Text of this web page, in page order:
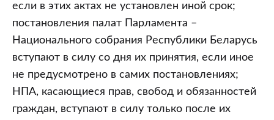
если в этих актах не установлен иной срок;
постановления палат Парламента –
Национального собрания Республики Беларусь
вступают в силу со дня их принятия, если иное
не предусмотрено в самих постановлениях;
НПА, касающиеся прав, свобод и обязанностей
граждан, вступают в силу только после их